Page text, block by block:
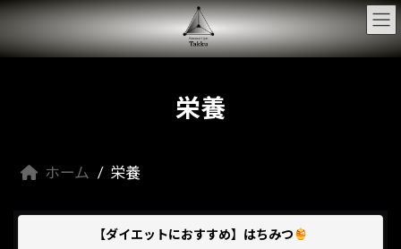
コ
テ
ナ
ゲ
栄養
ホーム 栄養
【ダイエットにおすすめ】はちみつ